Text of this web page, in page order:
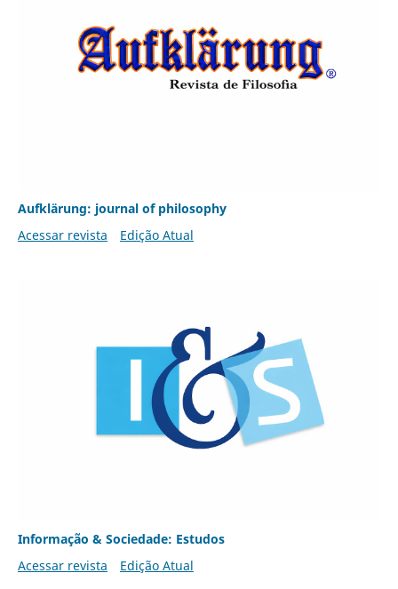
Aufklärung: journal of philosophy
Acessar revista
Edição Atual
Informação & Sociedade: Estudos
Acessar revista
Edição Atual